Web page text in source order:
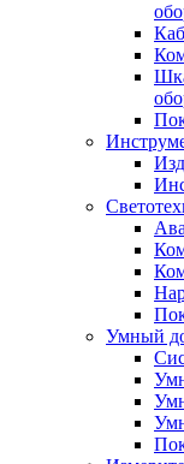
Умный